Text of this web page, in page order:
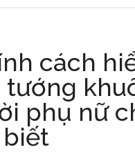
cách
tướng
phụ nữ